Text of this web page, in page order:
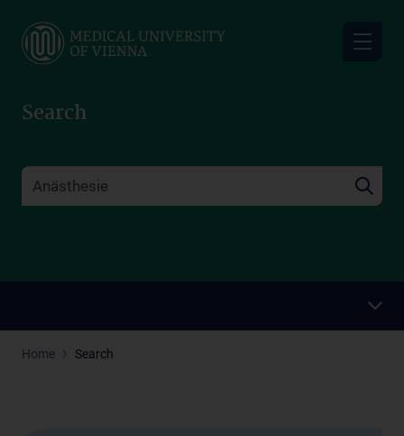
main
Search
Home Search